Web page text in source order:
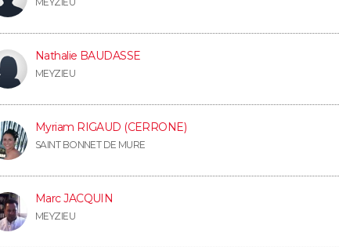
Nathalie BAUDASSE
MEYZIEU
Myriam RIGAUD (CERRONE)
SAINT BONNET DE MURE
Marc JACQUIN
MEYZIEU